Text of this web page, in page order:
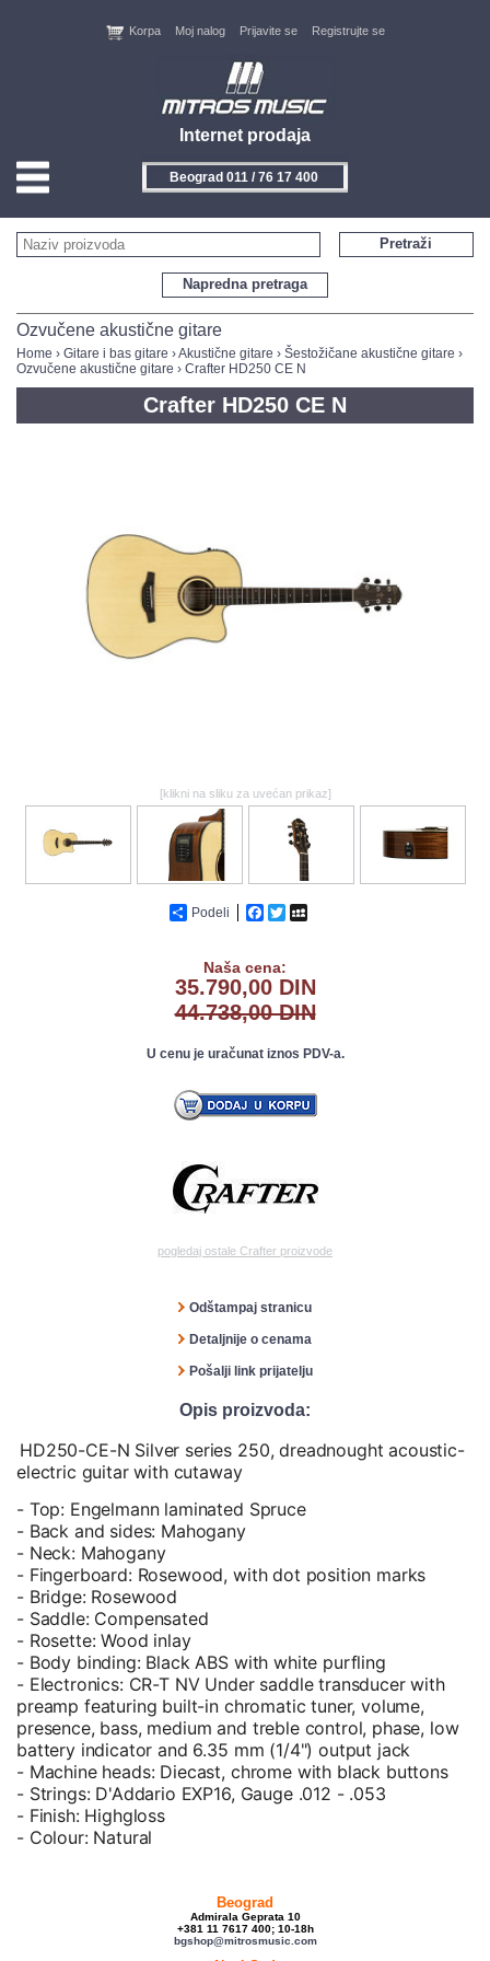
Internet prodaja
Korpa Moj nalog Prijavite se Registrujte se
Beograd 011 / 76 17 400
HOME
KONTAKT
PROIZVOĐAČI
AKCIJE
NOVITETI
Napredna pretraga
Pretraži
Ozvučene akustične gitare
Home › Gitare i bas gitare ›Akustične gitare › Šestožičane akustične gitare ›
Ozvučene akustične gitare › Crafter HD250 CE N
Crafter HD250 CE N
[klikni na sliku za uvećan prikaz]
Podeli Facebook
Twitter
Naša cena:
35.790,00 DIN
44.738,00 DIN
U cenu je uračunat iznos PDV-a.
pogledaj ostale Crafter proizvode
Odštampaj stranicu
Detaljnije o cenama
Pošalji link prijatelju
Opis proizvoda:
HD250-CE-N Silver series 250, dreadnought acoustic-
electric guitar with cutaway
- Top: Engelmann laminated Spruce
- Back and sides: Mahogany
- Neck: Mahogany
- Fingerboard: Rosewood, with dot position marks
- Bridge: Rosewood
- Saddle: Compensated
- Rosette: Wood inlay
- Body binding: Black ABS with white purfling
- Electronics: CR-T NV Under saddle transducer with
preamp featuring built-in chromatic tuner, volume,
presence, bass, medium and treble control, phase, low
battery indicator and 6.35 mm (1/4") output jack
- Machine heads: Diecast, chrome with black buttons
- Strings: D'Addario EXP16, Gauge .012 - .053
- Finish: Highgloss
- Colour: Natural
Beograd
Admirala Geprata 10
+381 11 7617 400; 10-18h
bgshop@mitrosmusic.com